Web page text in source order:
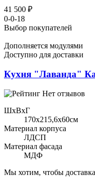
41 500 ₽
0-0-18
Выбор покупателей
Дополняется модулями
Доступно для доставки
Кухня "Лаванда"
Нет отзывов
ШхВхГ
170x215,6х60см
Материал корпуса
ЛДСП
Материал фасада
МДФ
Мы хотим, чтобы